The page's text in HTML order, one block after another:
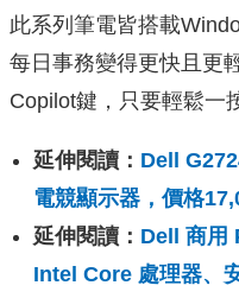
此系列筆電皆搭載
每日事務變得更快且更
Copilot鍵，只要輕鬆一
延伸閱讀： Dell
電競顯示器，價格
延伸閱讀： Dell 商用
Intel Core 處理器、